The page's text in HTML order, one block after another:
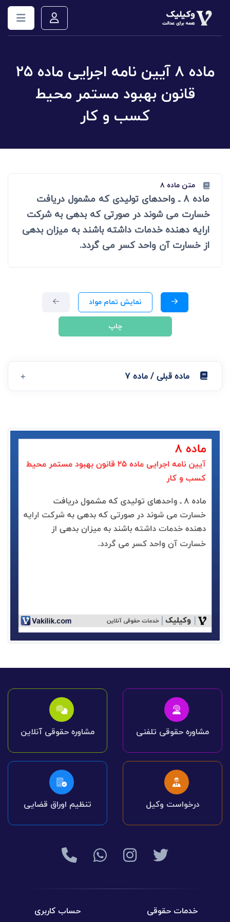
ماده ۸ آیین نامه اجرایی ماده ۲۵
قانون بهبود مستمر محیط
کسب و کار
متن ماده ۸
ماده 8 ـ واحدهای تولیدی که مشمول دریافت
خسارت می شوند در صورتی که بدهی به شرکت
ارایه دهنده خدمات داشته باشند به میزان بدهی
از خسارت آن واحد کسر می گردد.
نمایش تمام مواد
چاپ
ماده قبلی / ماده 7
مشاوره حقوقی تلفنی مشاوره حقوقی آنلاین
درخواست وکیل تنظیم اوراق قضایی
خدمات حقوقی حساب کاربری